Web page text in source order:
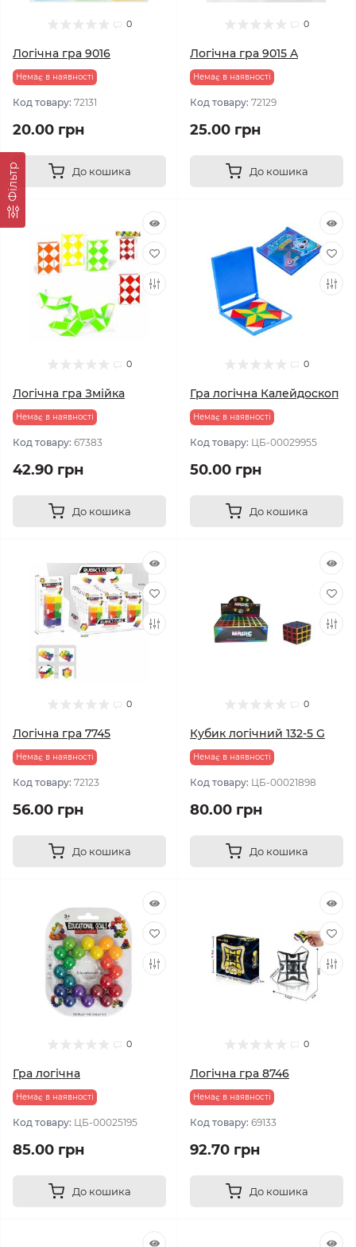
Фільтр
0
Логічна гра 9016
Немає в наявності
Код товару: 72131
20.00 грн
До кошика
0
Логічна гра 9015 A
Немає в наявності
Код товару: 72129
25.00 грн
До кошика
0
Логічна гра Змійка
Немає в наявності
Код товару: 67383
42.90 грн
До кошика
0
Гра логічна Калейдоскоп
Немає в наявності
Код товару: ЦБ-00029955
50.00 грн
До кошика
0
Логічна гра 7745
Немає в наявності
Код товару: 72123
56.00 грн
До кошика
0
Кубик логічний 132-5 G
Немає в наявності
Код товару: ЦБ-00021898
80.00 грн
До кошика
0
Гра логічна
Немає в наявності
Код товару: ЦБ-00025195
85.00 грн
До кошика
0
Логічна гра 8746
Немає в наявності
Код товару: 69133
92.70 грн
До кошика